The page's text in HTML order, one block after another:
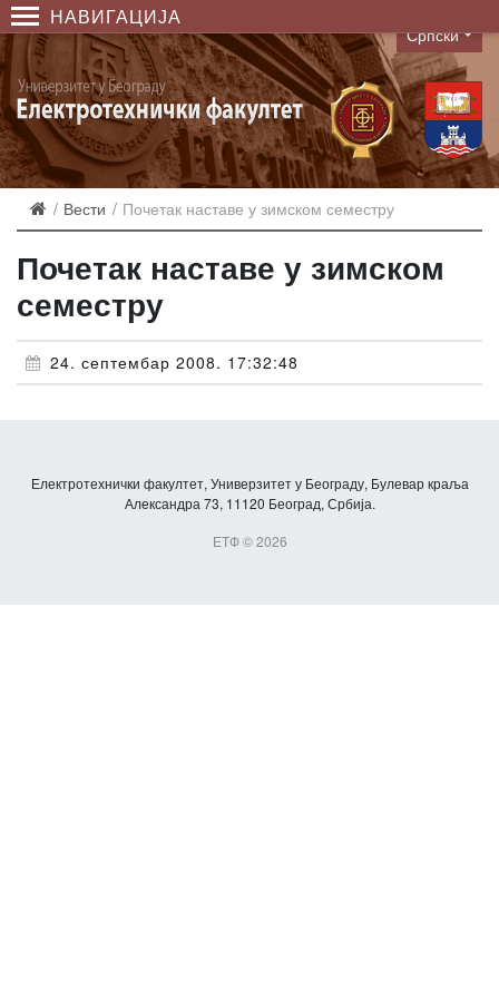
НАВИГАЦИЈА
Language
Српски
Вести Почетак наставе у зимском семестру
Почетак наставе у зимском
семестру
24. септембар 2008. 17:32:48
Електротехнички факултет, Универзитет у Београду, Булевар краља
Александра 73, 11120 Београд, Србија.
ЕТФ © 2026